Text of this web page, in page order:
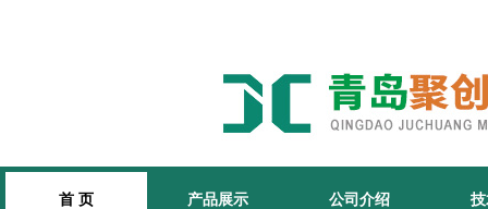
首 页 产品展示 公司介绍